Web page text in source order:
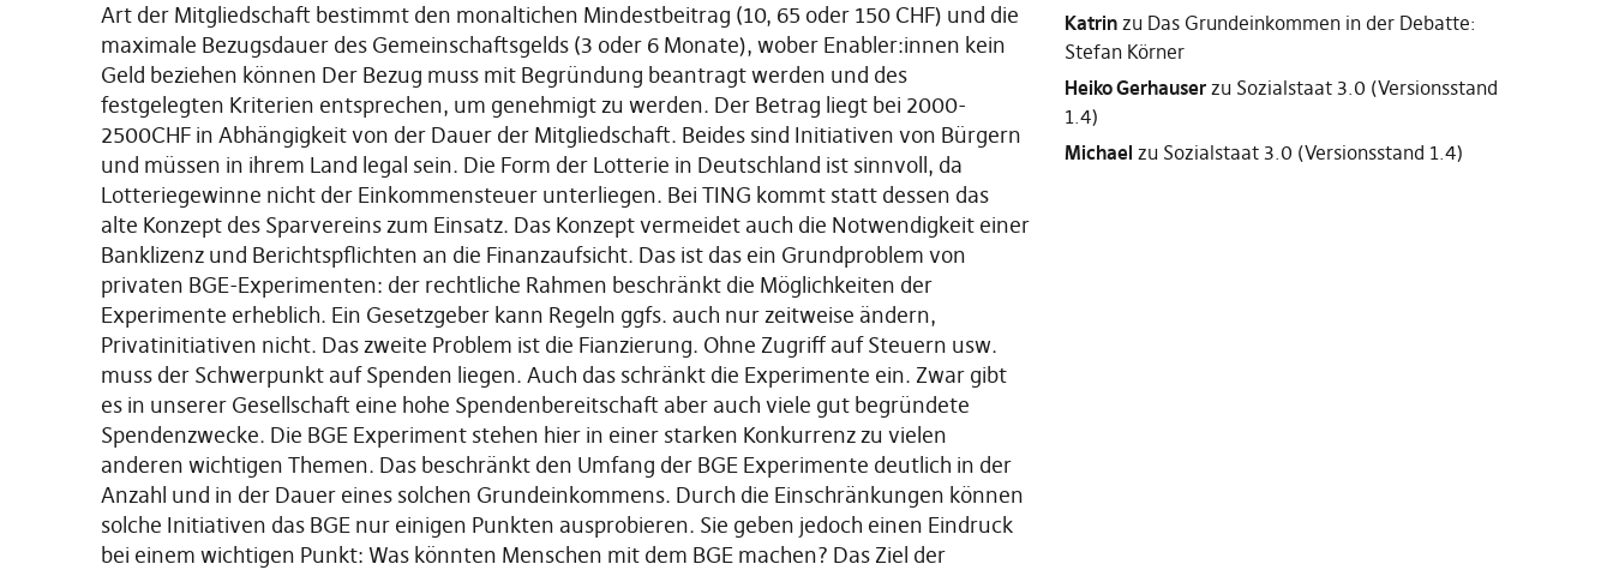
Art der Mitgliedschaft bestimmt den monaltichen Mindestbeitrag (10, 65 oder 150 CHF) und die
maximale Bezugsdauer des Gemeinschaftsgelds (3 oder 6 Monate), wober Enabler:innen kein
Geld beziehen können Der Bezug muss mit Begründung beantragt werden und des
festgelegten Kriterien entsprechen, um genehmigt zu werden. Der Betrag liegt bei 2000-
2500CHF in Abhängigkeit von der Dauer der Mitgliedschaft. Beides sind Initiativen von Bürgern
und müssen in ihrem Land legal sein. Die Form der Lotterie in Deutschland ist sinnvoll, da
Lotteriegewinne nicht der Einkommensteuer unterliegen. Bei TING kommt statt dessen das
alte Konzept des Sparvereins zum Einsatz. Das Konzept vermeidet auch die Notwendigkeit einer
Banklizenz und Berichtspflichten an die Finanzaufsicht. Das ist das ein Grundproblem von
privaten BGE-Experimenten: der rechtliche Rahmen beschränkt die Möglichkeiten der
Experimente erheblich. Ein Gesetzgeber kann Regeln ggfs. auch nur zeitweise ändern,
Privatinitiativen nicht. Das zweite Problem ist die Fianzierung. Ohne Zugriff auf Steuern usw.
muss der Schwerpunkt auf Spenden liegen. Auch das schränkt die Experimente ein. Zwar gibt
es in unserer Gesellschaft eine hohe Spendenbereitschaft aber auch viele gut begründete
Spendenzwecke. Die BGE Experiment stehen hier in einer starken Konkurrenz zu vielen
anderen wichtigen Themen. Das beschränkt den Umfang der BGE Experimente deutlich in der
Anzahl und in der Dauer eines solchen Grundeinkommens. Durch die Einschränkungen können
solche Initiativen das BGE nur einigen Punkten ausprobieren. Sie geben jedoch einen Eindruck
bei einem wichtigen Punkt: Was könnten Menschen mit dem BGE machen? Das Ziel der
Katrinzu Das Grundeinkommen in der Debatte:
Stefan Körner
Heiko Gerhauserzu Sozialstaat 3.0 (Versionsstand
1.4)
Michael zu Sozialstaat 3.0 (Versionsstand 1.4)